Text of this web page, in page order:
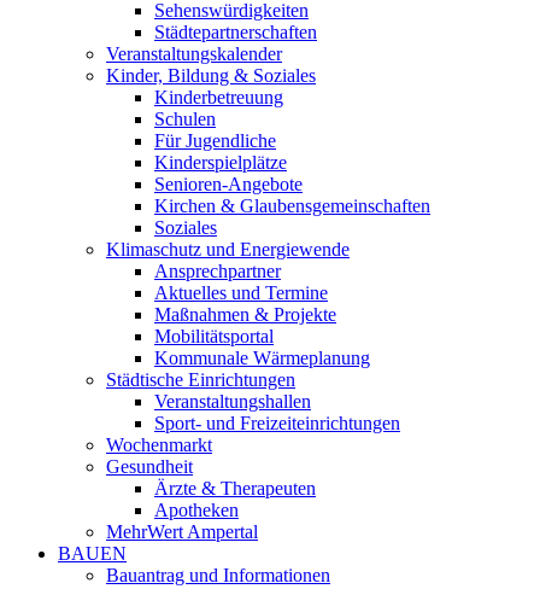
Sehenswürdigkeiten
Städtepartnerschaften
Veranstaltungskalender
Kinder, Bildung & Soziales
Kinderbetreuung
Schulen
Für Jugendliche
Kinderspielplätze
Senioren-Angebote
Kirchen & Glaubensgemeinschaften
Soziales
Klimaschutz und Energiewende
Ansprechpartner
Aktuelles und Termine
Maßnahmen & Projekte
Mobilitätsportal
Kommunale Wärmeplanung
Städtische Einrichtungen
Veranstaltungshallen
Sport- und Freizeiteinrichtungen
Wochenmarkt
Gesundheit
Ärzte & Therapeuten
Apotheken
MehrWert Ampertal
BAUEN
Bauantrag und Informationen